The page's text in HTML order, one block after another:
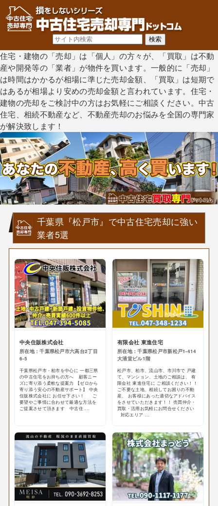
住宅・建物の「売却」は「個人」の方々が、「買取」は不動
産や開発等の「業者」が物件を買います。一般的に「売却」
は時間はかかるが相場に準じた売却金額、「買取」は短期で
はあるが相場より安めの売却金額と言われています。住宅・
建物の売却をご検討中の方はお気軽にご相談ください。中古
住宅、相続不動産など、不動産売却のお悩みを全国の専門家
が解決致します！
千葉県『松戸市』で中古住宅売却に強い
業者5選
中央住販株式会社
所在地：千葉県松戸市六高台2丁目
6-5
千葉県松戸市・柏市を中心に 一都三県
の中古住宅をお持ちの方へ 顧客ニー
ズに寄り添う柔軟な提案力 【ゼロから
寄り添う安心の不動産サポート】 中央
住販株式会社に お任せ下さい！ ご
要望やご事情に合わせて最適な方法を
ご提案させて頂きます 中古住 ...
有限会社 東進住宅
所在地：千葉県松戸市新松戸1-414
大清堂ビル1階
松戸市、柏市、流山市、市川市で 戸建
て、マンション、土地のご相談は、 有
限会社 東進住宅に ご相談ください！！
ご不要な土地、相続してお困りの不動
産、 お客様にあった適切なアドバイス
をさせていただきます！！ 売買仲介・
買取・活用お気軽にお問合せください
対応エリア ...